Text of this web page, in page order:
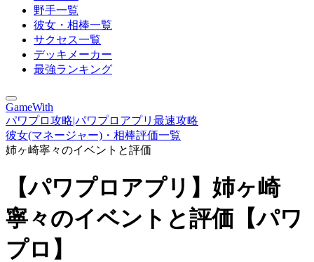
野手一覧
彼女・相棒一覧
サクセス一覧
デッキメーカー
最強ランキング
GameWith
パワプロ攻略|パワプロアプリ最速攻略
彼女(マネージャー)・相棒評価一覧
姉ヶ崎寧々のイベントと評価
【パワプロアプリ】姉ヶ崎
寧々のイベントと評価【パワ
プロ】